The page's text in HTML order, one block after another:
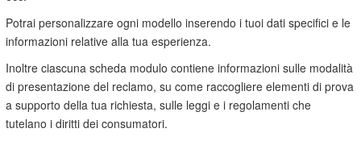
Potrai personalizzare ogni modello inserendo i tuoi dati specifici e le
informazioni relative alla tua esperienza.
Inoltre ciascuna scheda modulo contiene informazioni sulle modalità
di presentazione del reclamo, su come raccogliere elementi di prova
a supporto della tua richiesta, sulle leggi e i regolamenti che
tutelano i diritti dei consumatori.